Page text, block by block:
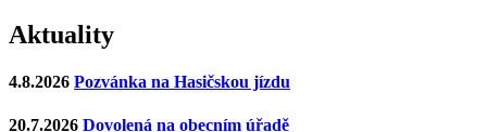
Aktuality
4.8.2026 Pozvánka na Hasičskou jízdu
20.7.2026 Dovolená na obecním úřadě